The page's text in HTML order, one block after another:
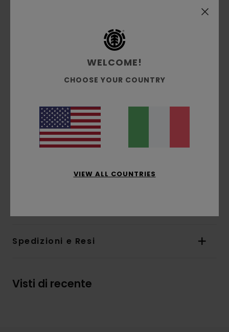
collezione Element x Timber
morbido jersey singolo di 100%
cotone biologico [180 g/m2]
Maniche:maniche corte
Marcatura:stampa a base d'acqua su petto
e schiena
Spedizioni e Resi
Visti di recente
WELCOME!
CHOOSE YOUR COUNTRY
VIEW ALL COUNTRIES